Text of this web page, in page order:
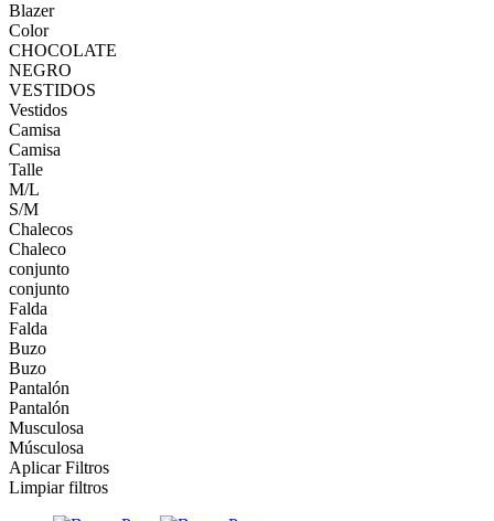
Blazer
Color
CHOCOLATE
NEGRO
VESTIDOS
Vestidos
Camisa
Camisa
Talle
M/L
S/M
Chalecos
Chaleco
conjunto
conjunto
Falda
Falda
Buzo
Buzo
Pantalón
Pantalón
Musculosa
Músculosa
Aplicar Filtros
Limpiar filtros